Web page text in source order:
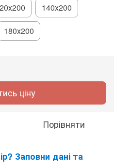
140х200
180х200
ціну
Порівняти
Заповни дані та